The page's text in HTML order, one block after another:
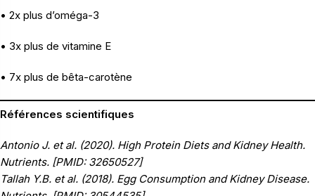
• 2x plus d’oméga-3
• 3x plus de vitamine E
• 7x plus de bêta-carotène
Références scientifiques
Antonio J. et al. (2020). High Protein Diets and Kidney Health.
Nutrients. [PMID: 32650527]
Tallah Y.B. et al. (2018). Egg Consumption and Kidney Disease.